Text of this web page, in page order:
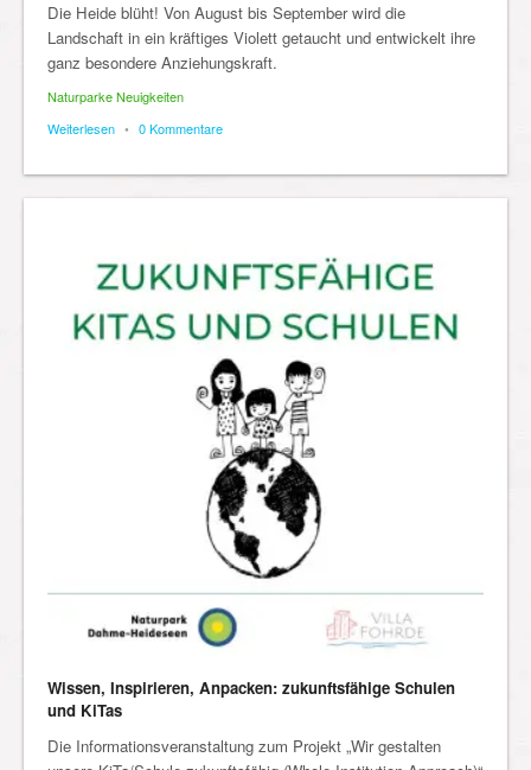
Die Heide blüht! Von August bis September wird die
Landschaft in ein kräftiges Violett getaucht und entwickelt ihre
ganz besondere Anziehungskraft.
Naturparke Neuigkeiten
Weiterlesen • 0 Kommentare
Wissen, Inspirieren, Anpacken: zukunftsfähige Schulen
und KiTas
Die Informationsveranstaltung zum Projekt „Wir gestalten